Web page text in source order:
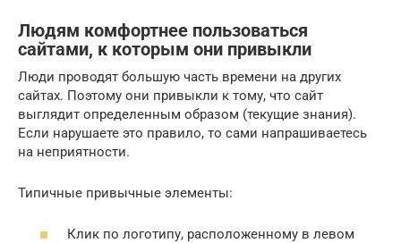
Людям комфортнее пользоваться
сайтами, к которым они привыкли
Люди проводят большую часть времени на других
сайтах. Поэтому они привыкли к тому, что сайт
выглядит определенным образом (текущие знания).
Если нарушаете это правило, то сами напрашиваетесь
на неприятности.
Типичные привычные элементы:
Клик по логотипу, расположенному в левом